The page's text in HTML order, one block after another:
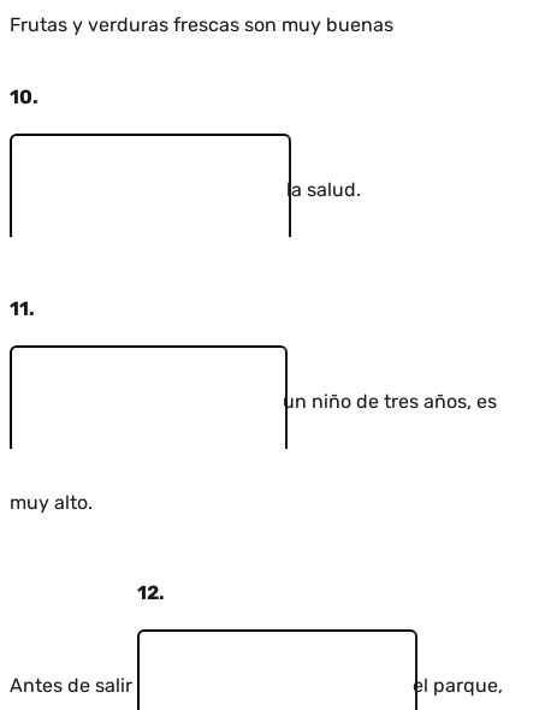
Frutas y verduras frescas son muy buenas
10.
la salud.
11.
un niño de tres años, es
muy alto.
Antes de salir
12.
el parque,